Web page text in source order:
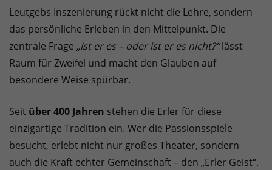
Leutgebs Inszenierung rückt nicht die Lehre, sondern
das persönliche Erleben in den Mittelpunkt. Die
zentrale Frage „Ist er es – oder ist er es nicht?“lässt
Raum für Zweifel und macht den Glauben auf
besondere Weise spürbar.
Seit über 400 Jahren stehen die Erler für diese
einzigartige Tradition ein. Wer die Passionsspiele
besucht, erlebt nicht nur großes Theater, sondern
auch die Kraft echter Gemeinschaft – den „Erler Geist“.